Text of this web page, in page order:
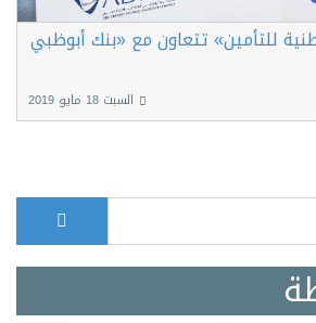
للتأمين» تتعاون مع «بنك أبوظبي
السبت 18 مايو 2019
بحث